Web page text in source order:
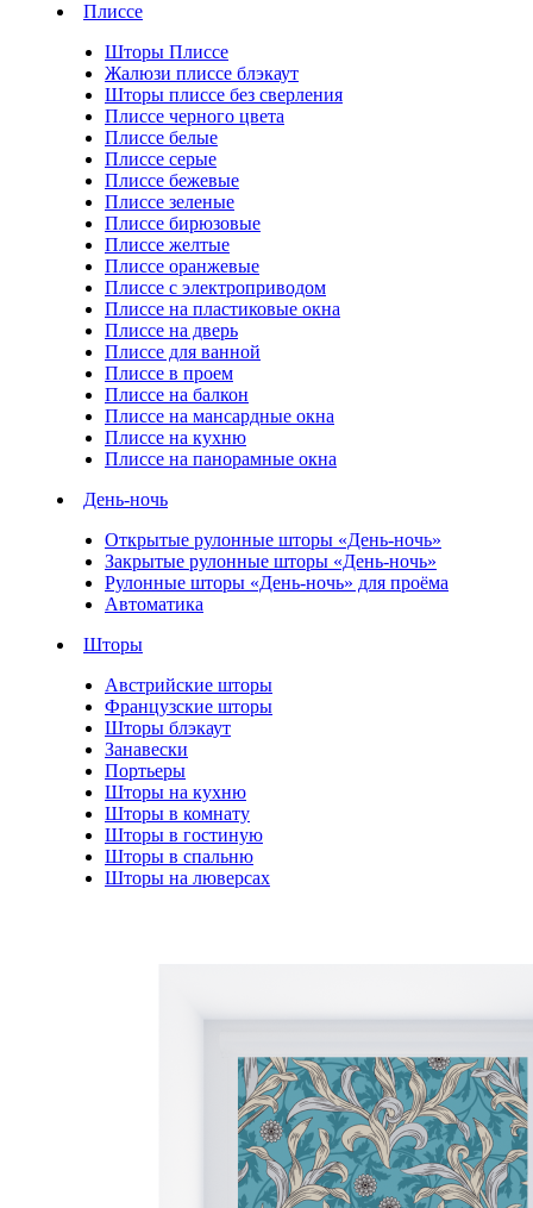
Плиссе
Шторы Плиссе
Жалюзи плиссе блэкаут
Шторы плиссе без сверления
Плиссе черного цвета
Плиссе белые
Плиссе серые
Плиссе бежевые
Плиссе зеленые
Плиссе бирюзовые
Плиссе желтые
Плиссе оранжевые
Плиссе с электроприводом
Плиссе на пластиковые окна
Плиссе на дверь
Плиссе для ванной
Плиссе в проем
Плиссе на балкон
Плиссе на мансардные окна
Плиссе на кухню
Плиссе на панорамные окна
День-ночь
Открытые рулонные шторы «День-ночь»
Закрытые рулонные шторы «День-ночь»
Рулонные шторы «День-ночь» для проёма
Автоматика
Шторы
Австрийские шторы
Французские шторы
Шторы блэкаут
Занавески
Портьеры
Шторы на кухню
Шторы в комнату
Шторы в гостиную
Шторы в спальню
Шторы на люверсах